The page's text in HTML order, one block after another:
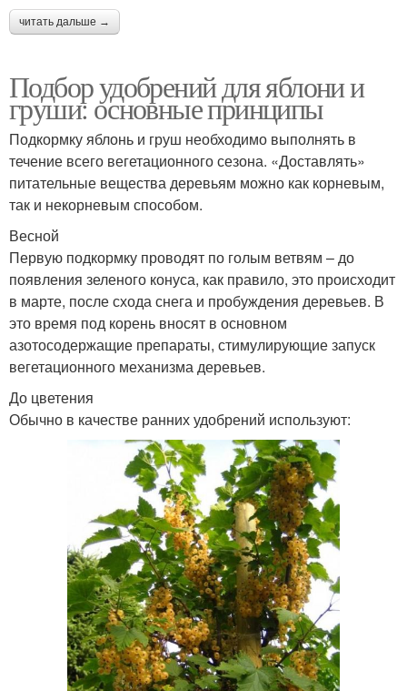
читать дальше →
Подбор удобрений для яблони и
груши: основные принципы
Подкормку яблонь и груш необходимо выполнять в
течение всего вегетационного сезона. «Доставлять»
питательные вещества деревьям можно как корневым,
так и некорневым способом.
Весной
Первую подкормку проводят по голым ветвям – до
появления зеленого конуса, как правило, это происходит
в марте, после схода снега и пробуждения деревьев. В
это время под корень вносят в основном
азотосодержащие препараты, стимулирующие запуск
вегетационного механизма деревьев.
До цветения
Обычно в качестве ранних удобрений используют: